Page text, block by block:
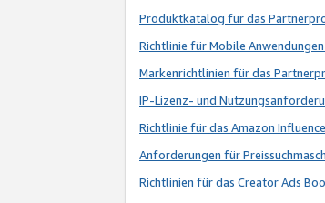
Produktkatalog für das
Richtlinie für Mobile
Markenrichtlinien für das
IP-Lizenz- und
Richtlinie für das Amazon
Anforderungen für
Richtlinien für das Creator Ads